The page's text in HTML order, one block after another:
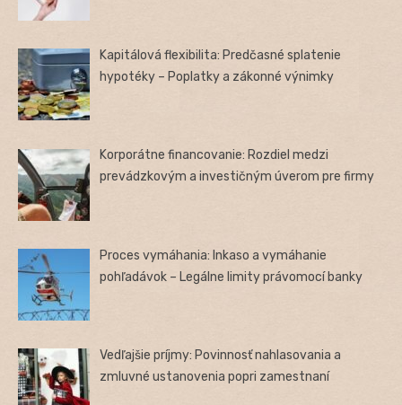
Kapitálová flexibilita: Predčasné splatenie
hypotéky – Poplatky a zákonné výnimky
Korporátne financovanie: Rozdiel medzi
prevádzkovým a investičným úverom pre firmy
Proces vymáhania: Inkaso a vymáhanie
pohľadávok – Legálne limity právomocí banky
Vedľajšie príjmy: Povinnosť nahlasovania a
zmluvné ustanovenia popri zamestnaní